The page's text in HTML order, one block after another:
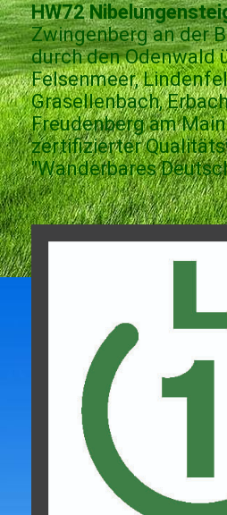
HW72
Zwingenberg an der
durch den Odenwald
Felsenmeer,
Grasellenbach,
Freudenberg am
zertifizierter
"Wanderbares